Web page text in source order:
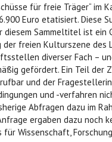
für freie Träger“ im
Euro etatisiert. Diese
Sammeltitel ist ein
freien Kulturszene des
diverser Fach –
gefördert. Ein Teil der
und der
und -verfahren
Abfragen dazu im
ergaben dazu noch
Wissenschaft,